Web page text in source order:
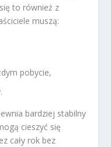
to również z
muszą:
pobycie,
bardziej stabilny
cieszyć się
cały rok bez